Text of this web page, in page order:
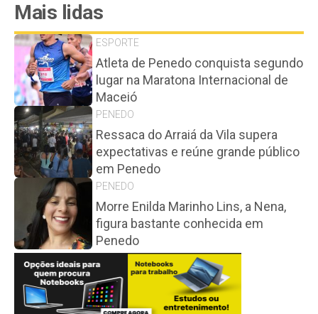
Mais lidas
ESPORTE
Atleta de Penedo conquista segundo
lugar na Maratona Internacional de
Maceió
PENEDO
Ressaca do Arraiá da Vila supera
expectativas e reúne grande público
em Penedo
PENEDO
Morre Enilda Marinho Lins, a Nena,
figura bastante conhecida em
Penedo